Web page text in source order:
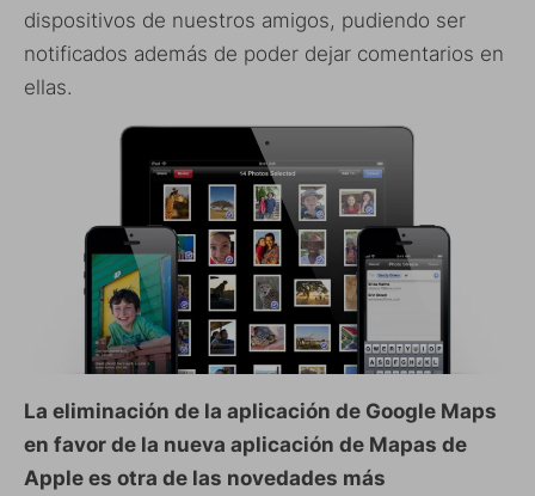
dispositivos de nuestros amigos, pudiendo ser
notificados además de poder dejar comentarios en
ellas.
La eliminación de la aplicación de Google Maps
en favor de la nueva aplicación de Mapas de
Apple es otra de las novedades más